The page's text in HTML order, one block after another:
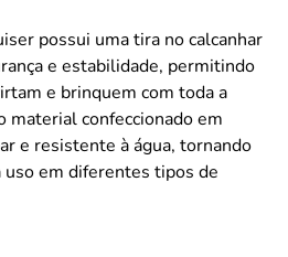
possui uma tira no calcanhar
e estabilidade, permitindo
e brinquem com toda a
material confeccionado em
e resistente à água, tornando
uso em diferentes tipos de